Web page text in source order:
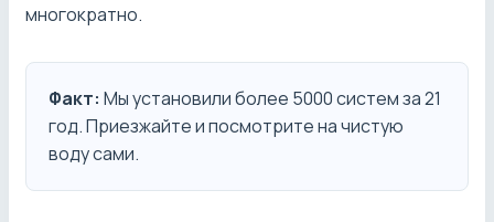
многократно.
Факт: Мы установили более 5000 систем за 21
год. Приезжайте и посмотрите на чистую
воду сами.